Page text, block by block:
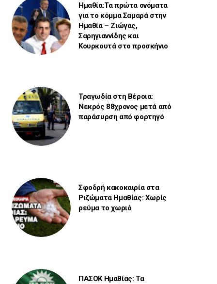
Ημαθία:Τα πρώτα ονόματα
για το κόμμα Σαμαρά στην
Ημαθία – Ζιώγας,
Σαρηγιαννίδης και
Κουρκουτά στο προσκήνιο
Τραγωδία στη Βέροια:
Νεκρός 88χρονος μετά από
παράσυρση από φορτηγό
Σφοδρή κακοκαιρία στα
Ριζώματα Ημαθίας: Χωρίς
ρεύμα το χωριό
ΠΑΣΟΚ Ημαθίας: Τα